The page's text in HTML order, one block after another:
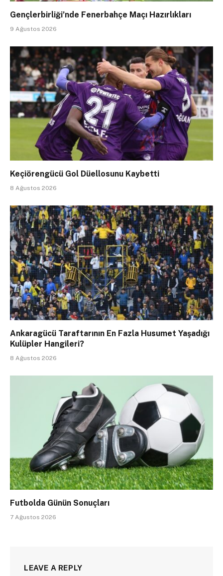
Gençlerbirliği’nde Fenerbahçe Maçı Hazırlıkları
9 Ağustos 2026
Keçiörengücü Gol Düellosunu Kaybetti
8 Ağustos 2026
Ankaragücü Taraftarının En Fazla Husumet Yaşadığı
Kulüpler Hangileri?
8 Ağustos 2026
Futbolda Günün Sonuçları
7 Ağustos 2026
LEAVE A REPLY